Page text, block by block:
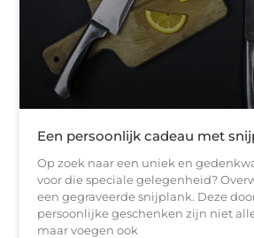
Een persoonlijk cadeau met
Op zoek naar een uniek en
voor die speciale gelegenheid?
een gegraveerde snijplank. Deze
persoonlijke geschenken zijn niet
maar voegen ook